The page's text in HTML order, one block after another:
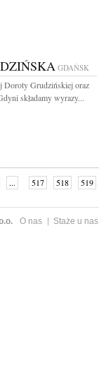
GDAŃSK
Doroty Grudzińskiej oraz
składamy wyrazy...
... 517 518 519
O nas Staże u nas